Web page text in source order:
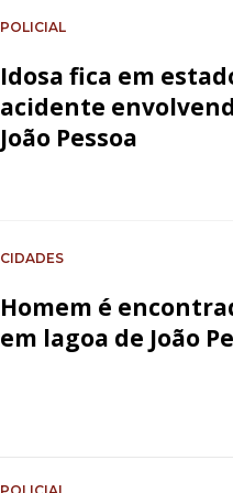
POLICIAL
Idosa fica em
acidente
João Pessoa
CIDADES
Homem é
em lagoa de João